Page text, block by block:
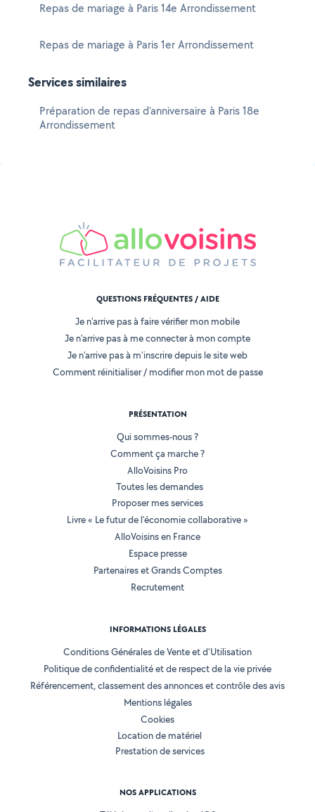
Repas de mariage à Paris 14e Arrondissement
Repas de mariage à Paris 1er Arrondissement
Services similaires
Préparation de repas d'anniversaire à Paris 18e
Arrondissement
QUESTIONS FRÉQUENTES / AIDE
Je n'arrive pas à faire vérifier mon mobile
Je n'arrive pas à me connecter à mon compte
Je n'arrive pas à m'inscrire depuis le site web
Comment réinitialiser / modifier mon mot de passe
PRÉSENTATION
Qui sommes-nous ?
Comment ça marche ?
AlloVoisins Pro
Toutes les demandes
Proposer mes services
Livre « Le futur de l'économie collaborative »
AlloVoisins en France
Espace presse
Partenaires et Grands Comptes
Recrutement
INFORMATIONS LÉGALES
Conditions Générales de Vente et d'Utilisation
Politique de confidentialité et de respect de la vie privée
Référencement, classement des annonces et contrôle des avis
Mentions légales
Cookies
Location de matériel
Prestation de services
NOS APPLICATIONS